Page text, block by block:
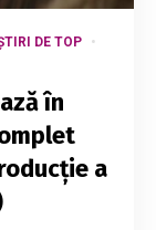
DE TOP
în
a